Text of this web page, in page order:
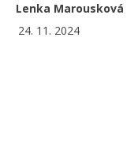
Lenka Marousková
24. 11. 2024